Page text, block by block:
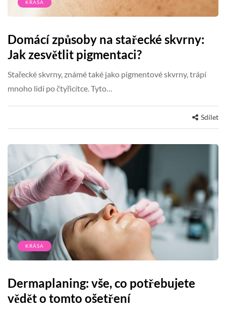
KRÁSA
Domácí způsoby na stařecké skvrny:
Jak zesvětlit pigmentaci?
Stařecké skvrny, známé také jako pigmentové skvrny, trápí
mnoho lidí po čtyřicítce. Tyto…
Sdílet
KRÁSA
Dermaplaning: vše, co potřebujete
vědět o tomto ošetření